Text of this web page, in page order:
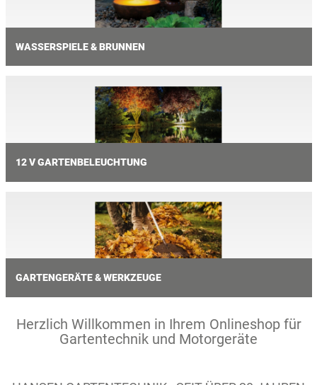
WASSERSPIELE & BRUNNEN
12 V GARTENBELEUCHTUNG
GARTENGERÄTE & WERKZEUGE
Herzlich Willkommen in Ihrem Onlineshop für
Gartentechnik und Motorgeräte